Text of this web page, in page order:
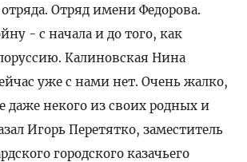
Отряд имени Федорова.
- с начала и до того, как
Калиновская Нина
уже с нами нет. Очень жалко,
даже некого из своих родных и
Игорь Перетятко, заместитель
городского казачьего